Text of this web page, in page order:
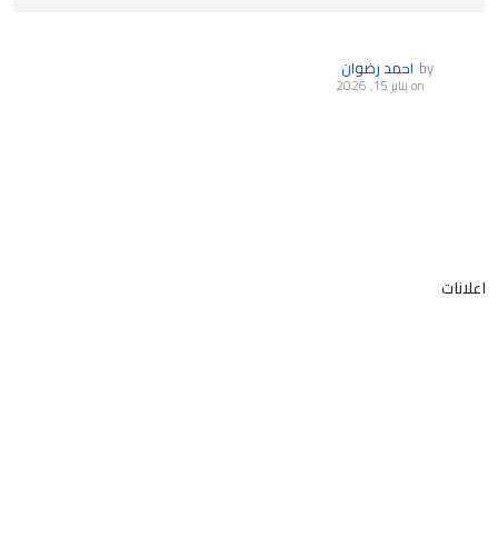
by احمد رضوان
onيناير 15, 2026
اعلانات